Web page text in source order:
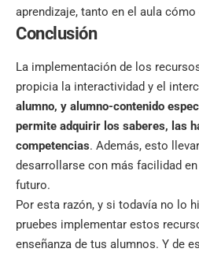
aprendizaje, tanto en el aula
Conclusión
La implementación de los
propicia la interactividad y el
alumno, y alumno-contenido
permite adquirir los saberes, las
competencias. Además, esto
desarrollarse con más facilidad
futuro.
Por esta razón, y si todavía no lo
pruebes implementar estos
enseñanza de tus alumnos. Y de